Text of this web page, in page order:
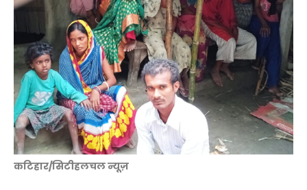
कटिहार/सिटीहलचल न्यूज़